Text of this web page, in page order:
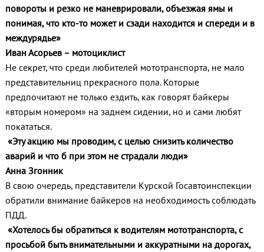
повороты и резко не маневрировали, объезжая ямы и
понимая, что кто-то может и сзади находится и спереди и в
междурядье»
Иван Асорьев – мотоциклист
Не секрет, что среди любителей мототранспорта, не мало
представительниц прекрасного пола. Которые
предпочитают не только ездить, как говорят байкеры
«вторым номером» на заднем сидении, но и сами любят
покататься.
«Эту акцию мы проводим, с целью снизить количество
аварий и что б при этом не страдали люди»
Анна Згонник
В свою очередь, представители Курской Госавтоинспекции
обратили внимание байкеров на необходимость соблюдать
ПДД.
«Хотелось бы обратиться к водителям мототранспорта, с
просьбой быть внимательными и аккуратными на дорогах,